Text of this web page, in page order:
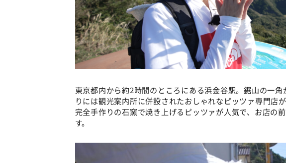
東京都内から約2時間のところにある浜金谷駅。鋸山の一
りには観光案内所に併設されたおしゃれなピッツァ専門店
完全手作りの石窯で焼き上げるピッツァが人気で、お店の
す。